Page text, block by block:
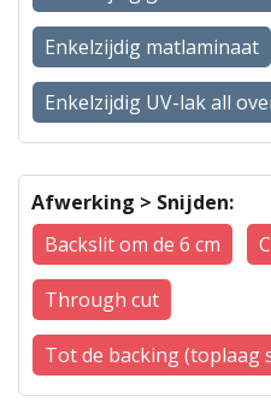
Enkelzijdig matlaminaat
Enkelzijdig UV-lak all
Afwerking > Snijden:
Backslit om de 6 cm
Through cut
Tot de backing (toplaag